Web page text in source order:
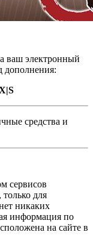
ваш электронный
дополнения:
средства и
сервисов
для
никаких
информация по
на сайте в